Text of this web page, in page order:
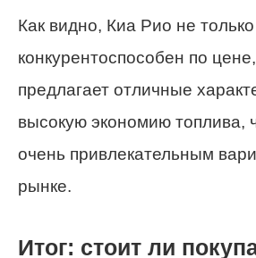
Как видно, Киа Рио не только
конкурентоспособен по
предлагает отличные
высокую экономию топлива,
очень привлекательным
рынке.
Итог: стоит ли